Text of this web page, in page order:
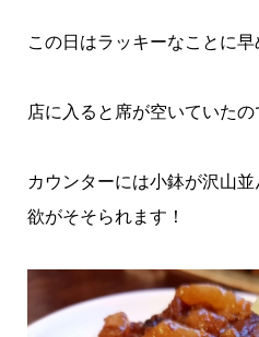
この日はラッキーなことに早
店に入ると席が空いていたの
カウンターには小鉢が沢山
欲がそそられます！